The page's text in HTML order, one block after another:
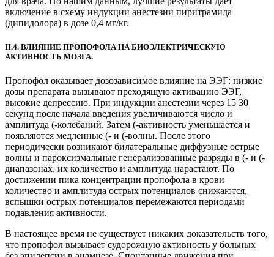
включение в схему индукции анестезии пиритрамида
(дипидолора) в дозе 0,4 мг/кг.
II.4. ВЛИЯНИЕ ПРОПОФОЛА НА БИОЭЛЕКТРИЧЕСКУЮ
АКТИВНОСТЬ МОЗГА.
Пропофол оказывает дозозависимое влияние на ЭЭГ: низкие
дозы препарата вызывают преходящую активацию ЭЭГ,
высокие депрессию. При индукции анестезии через 15 30
секунд после начала введения увеличиваются число и
амплитуда (-колебаний. Затем (-активность уменьшается и
появляются медленные (- и (-волны. После этого
периодически возникают билатеральные диффузные острые
волны и пароксизмальные генерализованные разряды в (- и (-
диапазонах, их количество и амплитуда нарастают. По
достижении пика концентрации пропофола в крови
количество и амплитуда острых потенциалов снижаются,
вспышки острых потенциалов перемежаются периодами
подавления активности.
В настоящее время не существует никаких доказательств того,
что пропофол вызывает судорожную активность у больных